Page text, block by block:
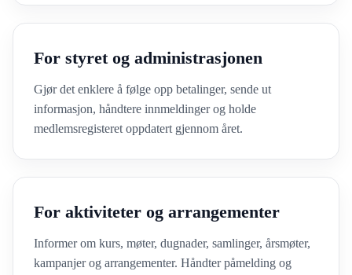
For styret og administrasjonen
Gjør det enklere å følge opp betalinger, sende ut
informasjon, håndtere innmeldinger og holde
medlemsregisteret oppdatert gjennom året.
For aktiviteter og arrangementer
Informer om kurs, møter, dugnader, samlinger, årsmøter,
kampanjer og arrangementer. Håndter påmelding og